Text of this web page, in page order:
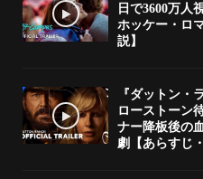
日で3600万人
ホッケー・ロ
説】
『ダットン・
ローストーン
ナー降板後の
劇【あらすじ